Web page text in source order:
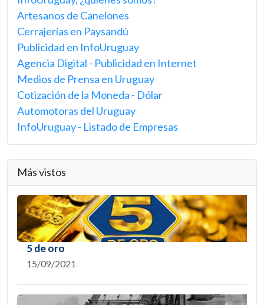
Artesanos de Canelones
Cerrajerías en Paysandú
Publicidad en InfoUruguay
Agencia Digital - Publicidad en Internet
Medios de Prensa en Uruguay
Cotización de la Moneda - Dólar
Automotoras del Uruguay
InfoUruguay - Listado de Empresas
Más vistos
5 de oro
15/09/2021